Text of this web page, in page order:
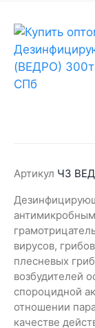
Артикул ЧЗ
вирусов,
плесневых
возбудителей
спороцидной
отношении
качестве